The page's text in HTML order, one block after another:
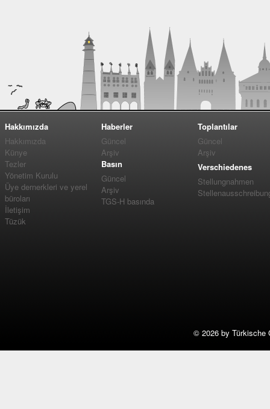
Hakkımızda
Hakkımızda
Künye
Tezler
Yönetim Kurulu
Üye dernerkleri ve yerel
büroları
İletişim
Tüzük
Haberler
Güncel
Arşiv
Basın
Güncel
Arşiv
TGS-H basında
Toplantılar
Güncel
Arşiv
Verschiedenes
Stellungnahmen
© 2026 by Türkische